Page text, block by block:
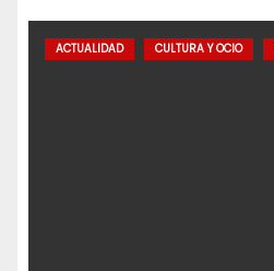
ACTUALIDAD CULTURA Y OCIO